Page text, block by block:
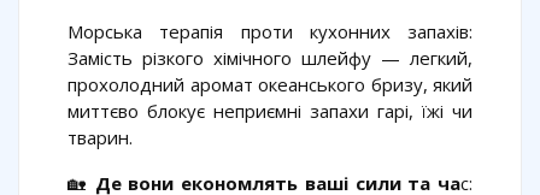
Морська терапія проти кухонних запахів:
Замість різкого хімічного шлейфу — легкий,
прохолодний аромат океанського бризу, який
миттєво блокує неприємні запахи гарі, їжі чи
тварин.
🏡 Де вони економлять ваші сили та час: